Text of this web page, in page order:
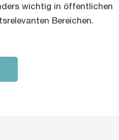
wichtig in öffentlichen
Bereichen.